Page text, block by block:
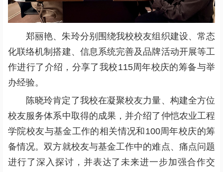
郑丽艳、朱玲分别围绕我校校友组织建设、常态
化联络机制搭建、信息系统完善及品牌活动开展等工
作进行了介绍，分享了我校115周年校庆的筹备与举
办经验。
陈晓玲肯定了我校在凝聚校友力量、构建全方位
校友服务体系中取得的成果，并介绍了仲恺农业工程
学院校友与基金工作的相关情况和100周年校庆的筹
备情况。双方就校友与基金工作中的难点、痛点问题
进行了深入探讨，并表达了未来进一步加强合作交